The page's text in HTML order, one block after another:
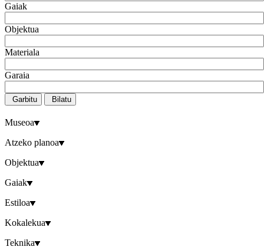
Gaiak
Objektua
Materiala
Garaia
Garbitu Bilatu
Museoa
Atzeko planoa
Objektua
Gaiak
Estiloa
Kokalekua
Teknika